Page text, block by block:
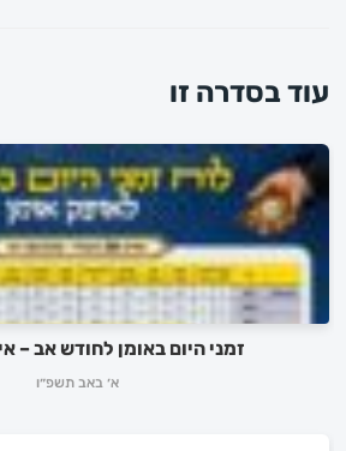
עוד בסדרה זו
זמני היום באומן לחודש אב –
א׳ באב תשפ״ו